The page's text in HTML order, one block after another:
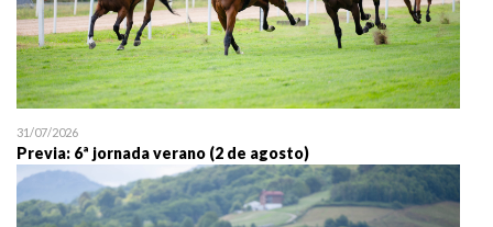
31/07/2026
Previa: 6ª jornada verano (2 de agosto)